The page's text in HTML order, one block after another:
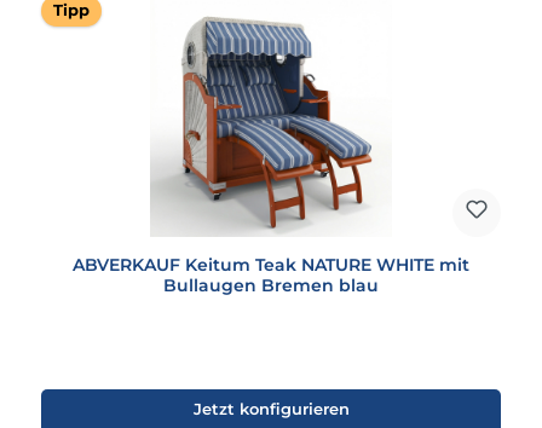
Tipp
ABVERKAUF Keitum Teak NATURE WHITE mit
Bullaugen Bremen blau
Jetzt konfigurieren